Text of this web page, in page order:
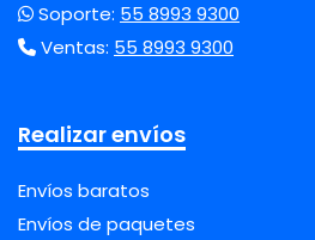
Soporte: 55 8993 9300
Ventas: 55 8993 9300
Realizar envíos
Envíos baratos
Envíos de paquetes